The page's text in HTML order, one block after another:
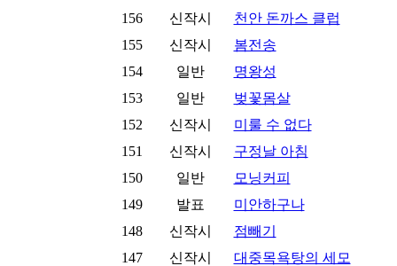
156
신작시
천안 돈까스 클럽
155
신작시
봄전송
154
일반
명왕성
153
일반
벚꽃몸살
152
신작시
미룰 수 없다
151
신작시
구정날 아침
150
일반
모닝커피
149
발표
미안하구나
148
신작시
점빼기
147
신작시
대중목욕탕의 세모